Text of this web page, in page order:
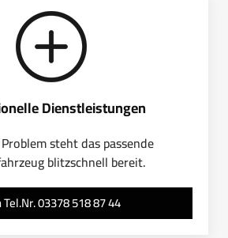
Dienstleistungen
steht das passende
blitzschnell bereit.
Tel.Nr. 03378 518 87 44